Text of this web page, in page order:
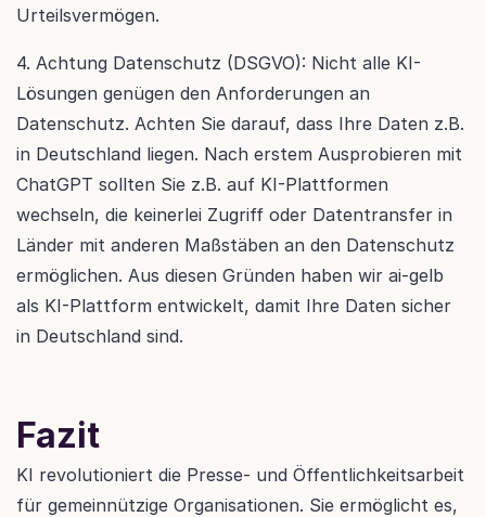
Urteilsvermögen.
4. Achtung Datenschutz (DSGVO): Nicht alle KI-
Lösungen genügen den Anforderungen an
Datenschutz. Achten Sie darauf, dass Ihre Daten z.B.
in Deutschland liegen. Nach erstem Ausprobieren mit
ChatGPT sollten Sie z.B. auf KI-Plattformen
wechseln, die keinerlei Zugriff oder Datentransfer in
Länder mit anderen Maßstäben an den Datenschutz
ermöglichen. Aus diesen Gründen haben wir ai-gelb
als KI-Plattform entwickelt, damit Ihre Daten sicher
in Deutschland sind.
Fazit
KI revolutioniert die Presse- und Öffentlichkeitsarbeit
für gemeinnützige Organisationen. Sie ermöglicht es,